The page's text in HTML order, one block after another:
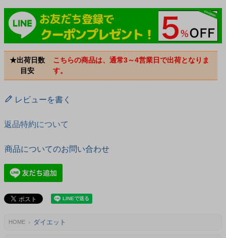
★出荷日数
目安
こちらの商品は、通常3～4営業日で出荷となりま
す。
レビューを書く
返品特約について
商品についてのお問い合わせ
HOME ダイエット